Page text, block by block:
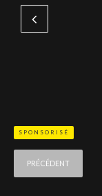
SPONSORISÉ
PRÉCÉDENT